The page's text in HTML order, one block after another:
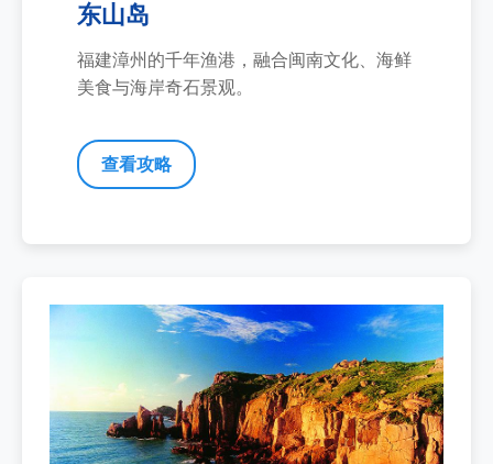
东山岛
福建漳州的千年渔港，融合闽南文化、海鲜
美食与海岸奇石景观。
查看攻略